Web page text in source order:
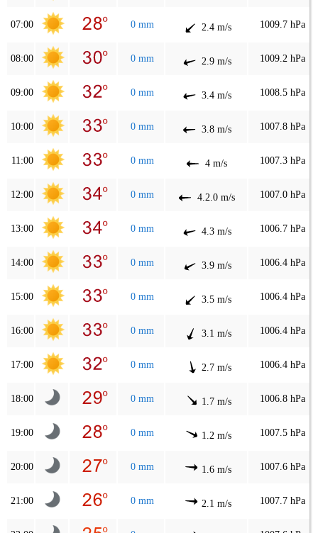
07:00 0 mm 2.4 m/s 1009.7 hPa
08:00 0 mm 2.9 m/s 1009.2 hPa
09:00 0 mm 3.4 m/s 1008.5 hPa
10:00 0 mm 3.8 m/s 1007.8 hPa
11:00 0 mm 4 m/s 1007.3 hPa
12:00 0 mm 4.2.0 m/s 1007.0 hPa
13:00 0 mm 4.3 m/s 1006.7 hPa
14:00 0 mm 3.9 m/s 1006.4 hPa
15:00 0 mm 3.5 m/s 1006.4 hPa
16:00 0 mm 3.1 m/s 1006.4 hPa
17:00 0 mm 2.7 m/s 1006.4 hPa
18:00 0 mm 1.7 m/s 1006.8 hPa
19:00 0 mm 1.2 m/s 1007.5 hPa
20:00 0 mm 1.6 m/s 1007.6 hPa
21:00 0 mm 2.1 m/s 1007.7 hPa